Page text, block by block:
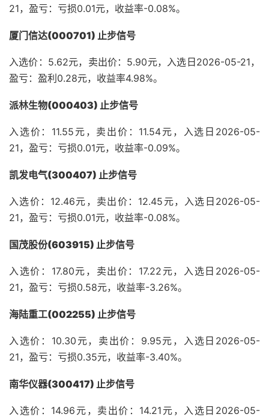
21，盈亏：亏损0.01元，收益率-0.08%。
厦门信达(000701) 止步信号
入选价：5.62元，卖出价：5.90元，入选日2026-05-21，
盈亏：盈利0.28元，收益率4.98%。
派林生物(000403) 止步信号
入选价：11.55元，卖出价：11.54元，入选日2026-05-
21，盈亏：亏损0.01元，收益率-0.09%。
凯发电气(300407) 止步信号
入选价：12.46元，卖出价：12.45元，入选日2026-05-
21，盈亏：亏损0.01元，收益率-0.08%。
国茂股份(603915) 止步信号
入选价：17.80元，卖出价：17.22元，入选日2026-05-
21，盈亏：亏损0.58元，收益率-3.26%。
海陆重工(002255) 止步信号
入选价：10.30元，卖出价：9.95元，入选日2026-05-
21，盈亏：亏损0.35元，收益率-3.40%。
南华仪器(300417) 止步信号
入选价：14.96元，卖出价：14.21元，入选日2026-05-